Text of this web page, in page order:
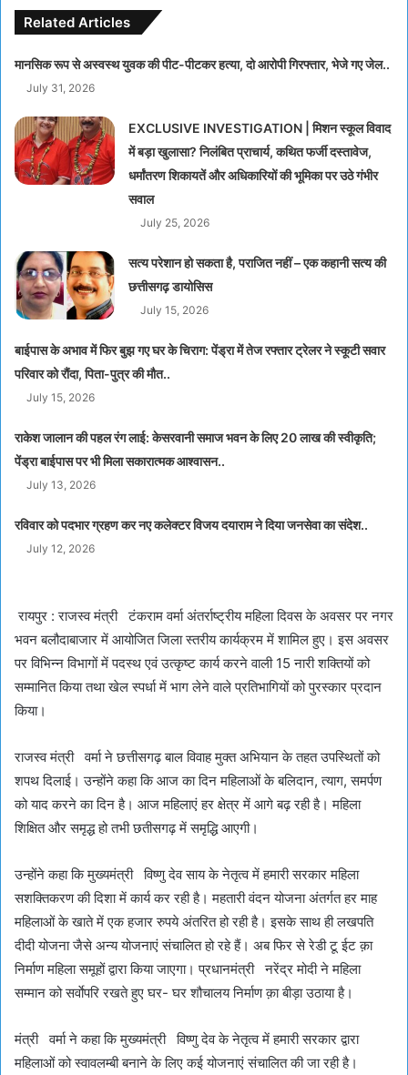
Related Articles
मानसिक रूप से अस्वस्थ युवक की पीट-पीटकर हत्या, दो आरोपी गिरफ्तार, भेजे गए जेल..
July 31, 2026
EXCLUSIVE INVESTIGATION | मिशन स्कूल विवाद
में बड़ा खुलासा? निलंबित प्राचार्य, कथित फर्जी दस्तावेज,
धर्मांतरण शिकायतें और अधिकारियों की भूमिका पर उठे गंभीर
सवाल
July 25, 2026
सत्य परेशान हो सकता है, पराजित नहीं – एक कहानी सत्य की
छत्तीसगढ़ डायोसिस
July 15, 2026
बाईपास के अभाव में फिर बुझ गए घर के चिराग: पेंड्रा में तेज रफ्तार ट्रेलर ने स्कूटी सवार
परिवार को रौंदा, पिता-पुत्र की मौत..
July 15, 2026
राकेश जालान की पहल रंग लाई: केसरवानी समाज भवन के लिए 20 लाख की स्वीकृति;
पेंड्रा बाईपास पर भी मिला सकारात्मक आश्वासन..
July 13, 2026
रविवार को पदभार ग्रहण कर नए कलेक्टर विजय दयाराम ने दिया जनसेवा का संदेश..
July 12, 2026
रायपुर : राजस्व मंत्री टंकराम वर्मा अंतर्राष्ट्रीय महिला दिवस के अवसर पर नगर
भवन बलौदाबाजार में आयोजित जिला स्तरीय कार्यक्रम में शामिल हुए। इस अवसर
पर विभिन्न विभागों में पदस्थ एवं उत्कृष्ट कार्य करने वाली 15 नारी शक्तियों को
सम्मानित किया तथा खेल स्पर्धा में भाग लेने वाले प्रतिभागियों को पुरस्कार प्रदान
किया।
राजस्व मंत्री वर्मा ने छत्तीसगढ़ बाल विवाह मुक्त अभियान के तहत उपस्थितों को
शपथ दिलाई। उन्होंने कहा कि आज का दिन महिलाओं के बलिदान, त्याग, समर्पण
को याद करने का दिन है। आज महिलाएं हर क्षेत्र में आगे बढ़ रही है। महिला
शिक्षित और समृद्ध हो तभी छतीसगढ़ में समृद्धि आएगी।
उन्होंने कहा कि मुख्यमंत्री विष्णु देव साय के नेतृत्व में हमारी सरकार महिला
सशक्तिकरण की दिशा में कार्य कर रही है। महतारी वंदन योजना अंतर्गत हर माह
महिलाओं के खाते में एक हजार रुपये अंतरित हो रही है। इसके साथ ही लखपति
दीदी योजना जैसे अन्य योजनाएं संचालित हो रहे हैं। अब फिर से रेडी टू ईट क़ा
निर्माण महिला समूहों द्वारा किया जाएगा। प्रधानमंत्री नरेंद्र मोदी ने महिला
सम्मान को सर्वाेपरि रखते हुए घर- घर शौचालय निर्माण क़ा बीड़ा उठाया है।
मंत्री वर्मा ने कहा कि मुख्यमंत्री विष्णु देव के नेतृत्व में हमारी सरकार द्वारा
महिलाओं को स्वावलम्बी बनाने के लिए कई योजनाएं संचालित की जा रही है।